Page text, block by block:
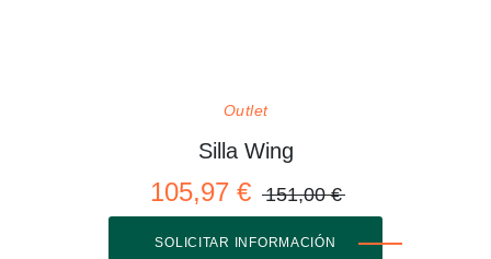
Outlet
Silla Wing
105,97 € 151,00 €
SOLICITAR INFORMACIÓN